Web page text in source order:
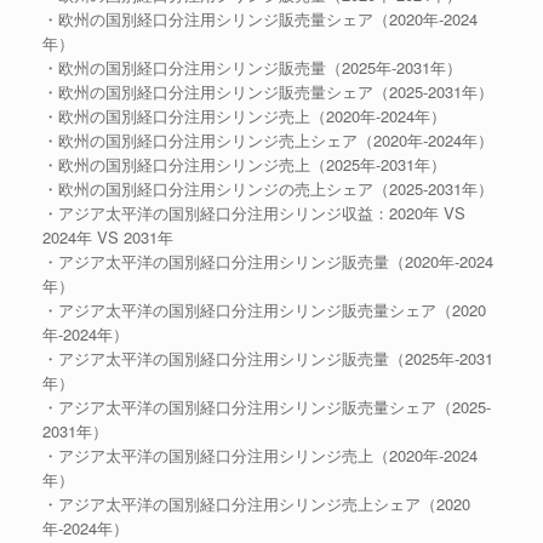
・欧州の国別経口分注用シリンジ販売量シェア（2020年-2024
年）
・欧州の国別経口分注用シリンジ販売量（2025年-2031年）
・欧州の国別経口分注用シリンジ販売量シェア（2025-2031年）
・欧州の国別経口分注用シリンジ売上（2020年-2024年）
・欧州の国別経口分注用シリンジ売上シェア（2020年-2024年）
・欧州の国別経口分注用シリンジ売上（2025年-2031年）
・欧州の国別経口分注用シリンジの売上シェア（2025-2031年）
・アジア太平洋の国別経口分注用シリンジ収益：2020年 VS
2024年 VS 2031年
・アジア太平洋の国別経口分注用シリンジ販売量（2020年-2024
年）
・アジア太平洋の国別経口分注用シリンジ販売量シェア（2020
年-2024年）
・アジア太平洋の国別経口分注用シリンジ販売量（2025年-2031
年）
・アジア太平洋の国別経口分注用シリンジ販売量シェア（2025-
2031年）
・アジア太平洋の国別経口分注用シリンジ売上（2020年-2024
年）
・アジア太平洋の国別経口分注用シリンジ売上シェア（2020
年-2024年）